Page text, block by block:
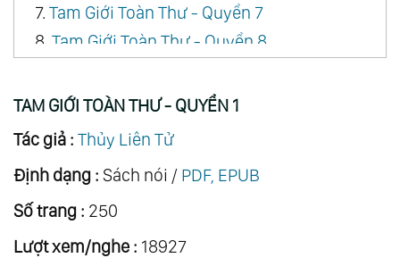
7. Tam Giới Toàn Thư - Quyển 7
8. Tam Giới Toàn Thư - Quyển 8
10.Tam Giới Toàn Thư - Quyển 10
TAM GIỚI TOÀN THƯ - QUYỂN 1
Tác giả : Thủy Liên Tử
Định dạng : Sách nói / PDF, EPUB
Số trang : 250
Lượt xem/nghe : 18927